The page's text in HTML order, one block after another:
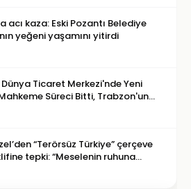
acı kaza: Eski Pozantı Belediye
yeğeni yaşamını yitirdi
Ticaret Merkezi'nde Yeni
Süreci Bitti, Trabzon'un
Ne Zaman Tamamlanacak?
“Terörsüz Türkiye” çerçeve
tepki: “Meselenin ruhuna